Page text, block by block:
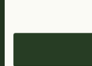
Avaa chat
hyväksyneille)